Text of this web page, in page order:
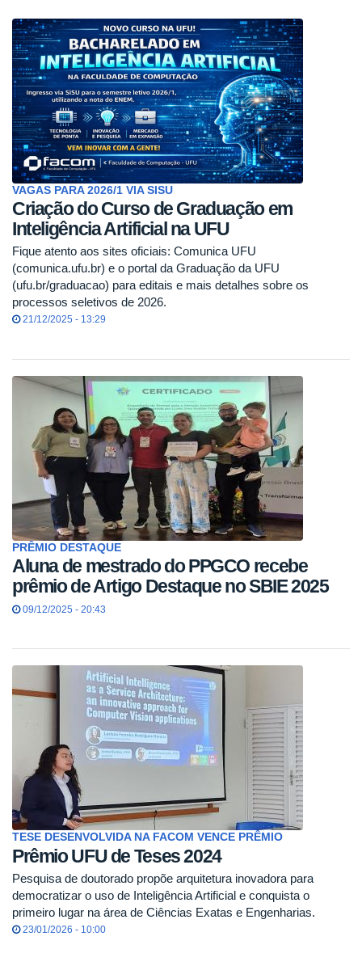
VAGAS PARA 2026/1 VIA SISU
Criação do Curso de Graduação em
Inteligência Artificial na UFU
Fique atento aos sites oficiais: Comunica UFU
(comunica.ufu.br) e o portal da Graduação da UFU
(ufu.br/graduacao) para editais e mais detalhes sobre os
processos seletivos de 2026.
21/12/2025 - 13:29
PRÊMIO DESTAQUE
Aluna de mestrado do PPGCO recebe
prêmio de Artigo Destaque no SBIE 2025
09/12/2025 - 20:43
TESE DESENVOLVIDA NA FACOM VENCE PRÊMIO
Prêmio UFU de Teses 2024
Pesquisa de doutorado propõe arquitetura inovadora para
democratizar o uso de Inteligência Artificial e conquista o
primeiro lugar na área de Ciências Exatas e Engenharias.
23/01/2026 - 10:00